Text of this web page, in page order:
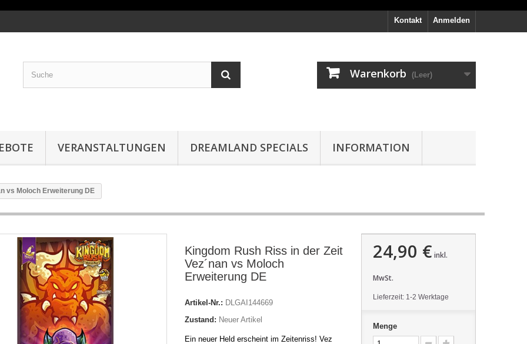
Anmelden
Kontakt
Warenkorb (Leer)
VERANSTALTUNGEN DREAMLAND SPECIALS INFORMATION
vs Moloch Erweiterung DE
Kingdom Rush Riss in der Zeit
Vez´nan vs Moloch
Erweiterung DE
Artikel-Nr.: DLGAI144669
Zustand: Neuer Artikel
Ein neuer Held erscheint im Zeitenriss! Vez
24,90 € inkl.
MwSt.
Lieferzeit: 1-2 Werktage
Menge